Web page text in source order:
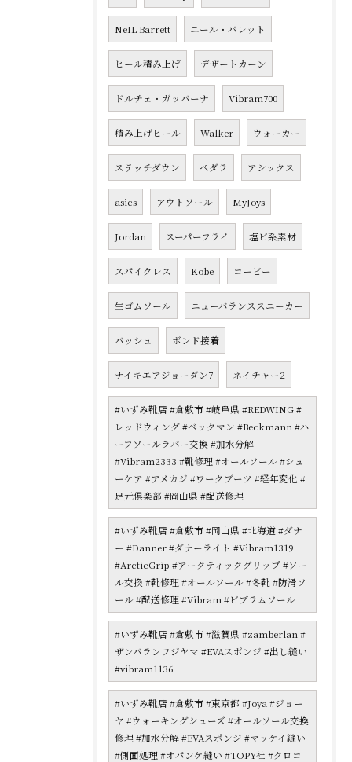
NeIL Barrett ニール・バレット
ヒール積み上げ デザートカーン
ドルチェ・ガッバーナ Vibram700
積み上げヒール Walker ウォーカー
ステッチダウン ペダラ アシックス
asics アウトソール MyJoys
Jordan スーパーフライ 塩ビ系素材
スパイクレス Kobe コービー
生ゴムソール ニューバランススニーカー
バッシュ ボンド接着
ナイキエアジョーダン7 ネイチャー2
#いずみ靴店 #倉敷市 #岐阜県 #REDWING #
レッドウィング #ベックマン #Beckmann #ハ
ーフソールラバー交換 #加水分解
#Vibram2333 #靴修理 #オールソール #シュ
ーケア #アメカジ #ワークブーツ #経年変化 #
足元倶楽部 #岡山県 #配送修理
#いずみ靴店 #倉敷市 #岡山県 #北海道 #ダナ
ー #Danner #ダナーライト #Vibram1319
#ArcticGrip #アークティックグリップ #ソー
ル交換 #靴修理 #オールソール #冬靴 #防滑ソ
ール #配送修理 #Vibram #ビブラムソール
#いずみ靴店 #倉敷市 #滋賀県 #zamberlan #
ザンバランフジヤマ #EVAスポンジ #出し縫い
#vibram1136
#いずみ靴店 #倉敷市 #東京都 #Joya #ジョー
ヤ #ウォーキングシューズ #オールソール交換
修理 #加水分解 #EVAスポンジ #マッケイ縫い
#側面処理 #オパンケ縫い #TOPY社 #クロコ